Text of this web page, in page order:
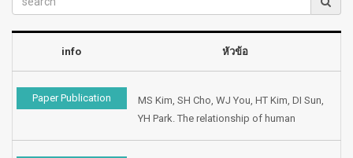
info หัวข้อ
Paper Publication
MS Kim, SH Cho, WJ You, HT Kim, DI Sun,
YH Park. The relationship of human